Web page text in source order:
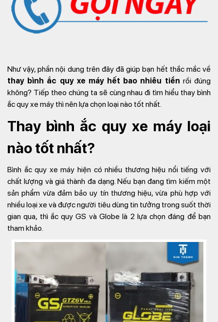
Như vậy, phần nội dung trên đây đã giúp bạn hết thắc mắc về
thay bình ắc quy xe máy hết bao nhiêu tiền rồi đúng
không? Tiếp theo chúng ta sẽ cùng nhau đi tìm hiểu thay bình
ắc quy xe máy thì nên lựa chọn loại nào tốt nhất.
Thay bình ắc quy xe máy loại
nào tốt nhất?
Bình ắc quy xe máy hiện có nhiều thương hiệu nổi tiếng với
chất lượng và giá thành đa dạng. Nếu bạn đang tìm kiếm một
sản phẩm vừa đảm bảo uy tín thương hiệu, vừa phù hợp với
nhiều loại xe và được người tiêu dùng tin tưởng trong suốt thời
gian qua, thì ắc quy GS và Globe là 2 lựa chọn đáng để bạn
tham khảo.